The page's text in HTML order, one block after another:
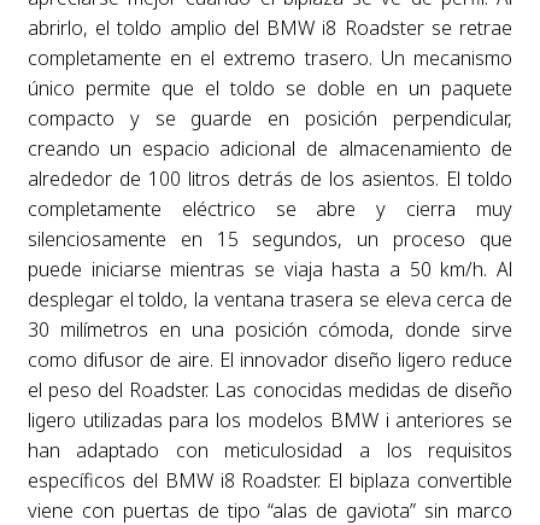
abrirlo, el toldo amplio del BMW i8 Roadster se retrae
completamente en el extremo trasero. Un mecanismo
único permite que el toldo se doble en un paquete
compacto y se guarde en posición perpendicular,
creando un espacio adicional de almacenamiento de
alrededor de 100 litros detrás de los asientos. El toldo
completamente eléctrico se abre y cierra muy
silenciosamente en 15 segundos, un proceso que
puede iniciarse mientras se viaja hasta a 50 km/h. Al
desplegar el toldo, la ventana trasera se eleva cerca de
30 milímetros en una posición cómoda, donde sirve
como difusor de aire. El innovador diseño ligero reduce
el peso del Roadster. Las conocidas medidas de diseño
ligero utilizadas para los modelos BMW i anteriores se
han adaptado con meticulosidad a los requisitos
específicos del BMW i8 Roadster. El biplaza convertible
viene con puertas de tipo “alas de gaviota” sin marco